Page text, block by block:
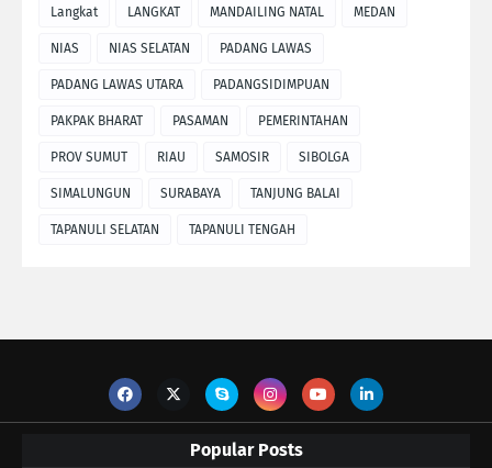
Langkat LANGKAT MANDAILING NATAL MEDAN
NIAS NIAS SELATAN PADANG LAWAS
PADANG LAWAS UTARA PADANGSIDIMPUAN
PAKPAK BHARAT PASAMAN PEMERINTAHAN
PROV SUMUT RIAU SAMOSIR SIBOLGA
SIMALUNGUN SURABAYA TANJUNG BALAI
TAPANULI SELATAN TAPANULI TENGAH
Popular Posts